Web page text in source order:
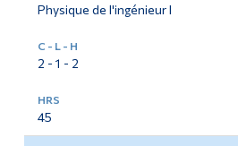
Physique de l'ingénieur I
2 - 1 - 2
45